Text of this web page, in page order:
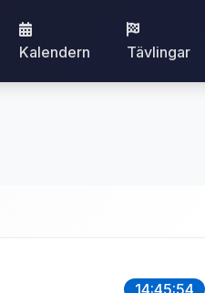
Kalendern
Tävlingar
14:45:54